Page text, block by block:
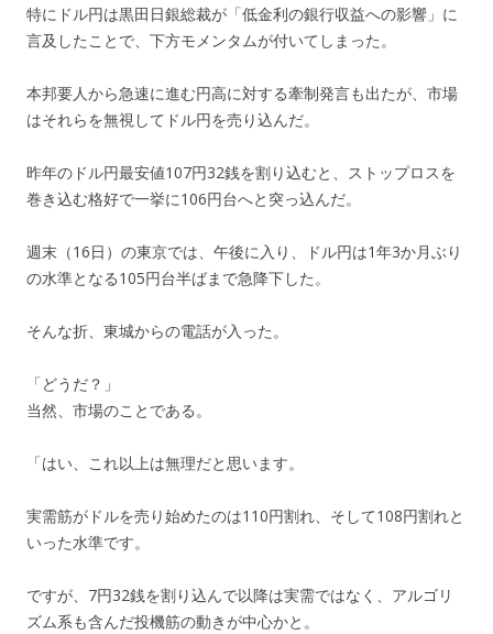
特にドル円は黒田日銀総裁が「低金利の銀行収益への影響」に
言及したことで、下方モメンタムが付いてしまった。
本邦要人から急速に進む円高に対する牽制発言も出たが、市場
はそれらを無視してドル円を売り込んだ。
昨年のドル円最安値107円32銭を割り込むと、ストップロスを
巻き込む格好で一挙に106円台へと突っ込んだ。
週末（16日）の東京では、午後に入り、ドル円は1年3か月ぶり
の水準となる105円台半ばまで急降下した。
そんな折、東城からの電話が入った。
「どうだ？」
当然、市場のことである。
「はい、これ以上は無理だと思います。
実需筋がドルを売り始めたのは110円割れ、そして108円割れと
いった水準です。
ですが、7円32銭を割り込んで以降は実需ではなく、アルゴリ
ズム系も含んだ投機筋の動きが中心かと。